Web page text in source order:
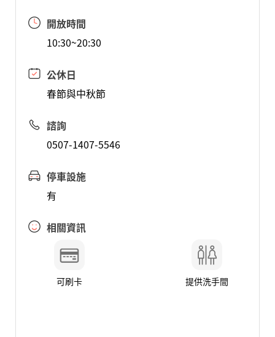
開放時間
10:30~20:30
公休日
春節與中秋節
諮詢
0507-1407-5546
停車設施
有
相關資訊
可刷卡 提供洗手間